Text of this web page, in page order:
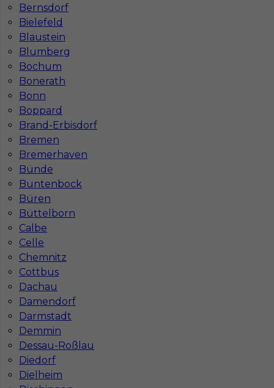
Bernsdorf
Bielefeld
Blaustein
Blumberg
Bochum
Bonerath
Bonn
Boppard
Brand-Erbisdorf
Bremen
Bremerhaven
Bünde
Buntenbock
Büren
Büttelborn
Calbe
Celle
Chemnitz
Cottbus
Dachau
Damendorf
Darmstadt
Demmin
Dessau-Roßlau
Diedorf
Dielheim
Lokalizacja Niemcy
Wymagane języki
Stawka 17 - 19 € / h
Pomocnik murarza - praca za granicą w
Niemczech
Kategoria
Lokalizacja
Wymagane języki
komunikatywny
podstawowy
Stawka 15 - 17 € / h